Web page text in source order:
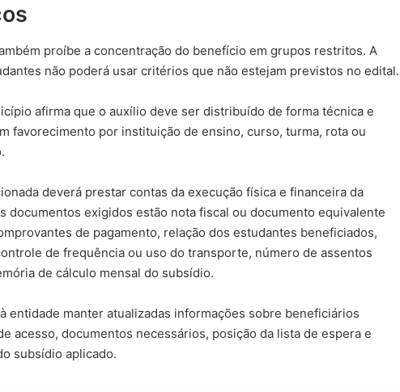
proíbe a concentração do benefício em grupos restritos. A
não poderá usar critérios que não estejam previstos no edital.
afirma que o auxílio deve ser distribuído de forma técnica e
favorecimento por instituição de ensino, curso, turma, rota ou
deverá prestar contas da execução física e financeira da
documentos exigidos estão nota fiscal ou documento equivalente
de pagamento, relação dos estudantes beneficiados,
de frequência ou uso do transporte, número de assentos
de cálculo mensal do subsídio.
entidade manter atualizadas informações sobre beneficiários
acesso, documentos necessários, posição da lista de espera e
subsídio aplicado.